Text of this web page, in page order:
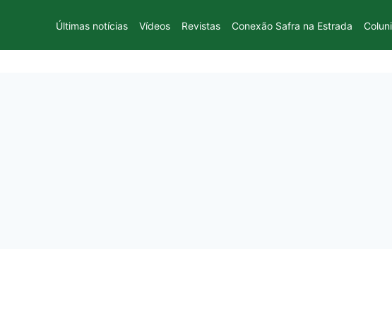
Últimas notícias Vídeos Revistas Conexão Safra na Estrada